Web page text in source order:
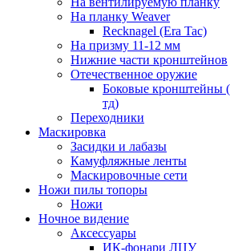
На планку Weaver
Recknagel (Era Tac)
На призму 11-12 мм
Нижние части кронштейнов
Отечественное оружие
Боковые кронштейны
тд)
Переходники
Маскировка
Засидки и лабазы
Камуфляжные ленты
Маскировочные сети
Ножи пилы топоры
Ножи
Ночное видение
Аксессуары
ИК-фонари ЛЦУ